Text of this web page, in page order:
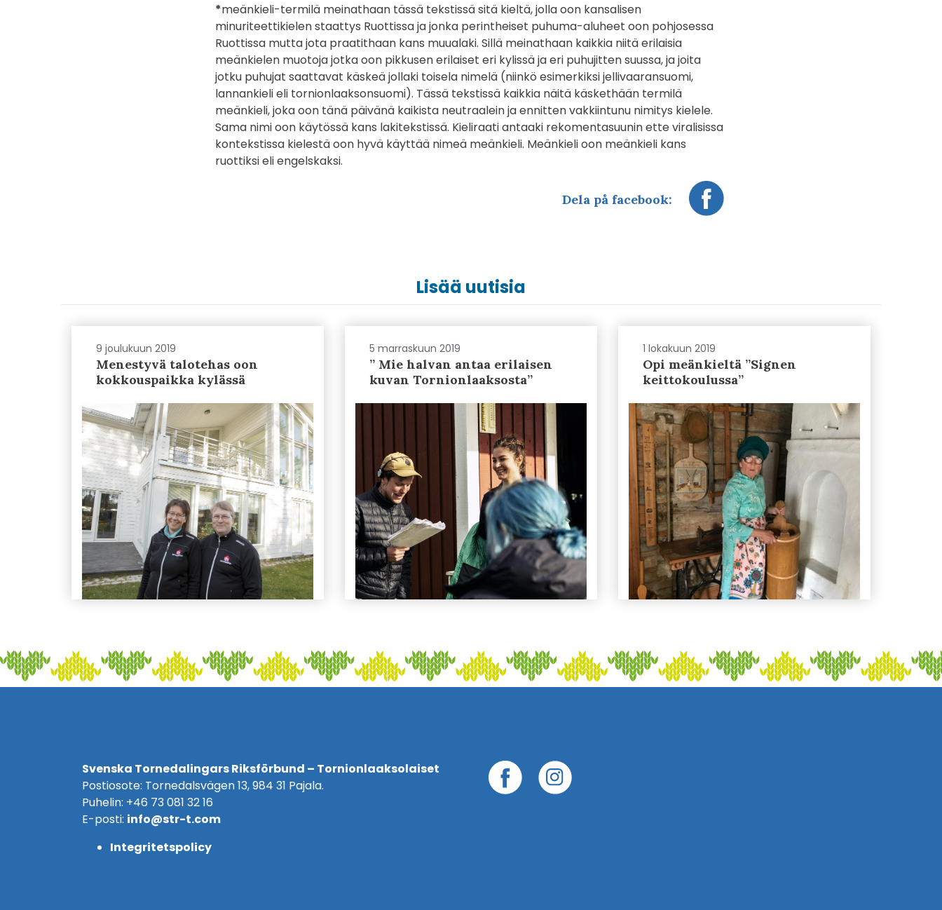
*meänkieli-termilä meinathaan tässä tekstissä sitä kieltä, jolla oon kansalisen
minuriteettikielen staattys Ruottissa ja jonka perintheiset puhuma-aluheet oon pohjosessa
Ruottissa mutta jota praatithaan kans muualaki. Sillä meinathaan kaikkia niitä erilaisia
meänkielen muotoja jotka oon pikkusen erilaiset eri kylissä ja eri puhujitten suussa, ja joita
jotku puhujat saattavat käskeä jollaki toisela nimelä (niinkö esimerkiksi jellivaaransuomi,
lannankieli eli tornionlaaksonsuomi). Tässä tekstissä kaikkia näitä käskethään termilä
meänkieli, joka oon tänä päivänä kaikista neutraalein ja ennitten vakkiintunu nimitys kielele.
Sama nimi oon käytössä kans lakitekstissä. Kieliraati antaaki rekomentasuunin ette viralisissa
kontekstissa kielestä oon hyvä käyttää nimeä meänkieli. Meänkieli oon meänkieli kans
ruottiksi eli engelskaksi.
Dela på facebook:
Lisää uutisia
9 joulukuun 2019
Menestyvä talotehas oon
kokkouspaikka kylässä
5 marraskuun 2019
” Mie halvan antaa erilaisen
kuvan Tornionlaaksosta”
1 lokakuun 2019
Opi meänkieltä ”Signen
keittokoulussa”
Svenska Tornedalingars Riksförbund – Tornionlaaksolaiset
Postiosote: Tornedalsvägen 13, 984 31 Pajala.
Puhelin: +46 73 081 32 16
E-posti: info@str-t.com
Integritetspolicy